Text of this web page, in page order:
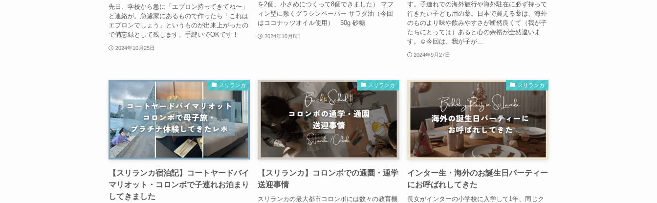
先日、学校から急に「エプロン持ってきてね〜」
と連絡が。急遽家にあるもので作ったら「これは
エプロンでしょう」というものが出来上がったの
で備忘録として残します。手縫いでOKです！
2024年10月25日
を2個、小さめにつくって8個できました） マフ
ィン型に敷くグラシンペーパー サラダ油（今回
はココナッツオイル使用） 50g 砂糖
2024年10月8日
す。子連れでの海外旅行や海外駐在に必ず持って
行きたい子ども用の薬。日本で買える薬は、海外
のものより味や飲みやすさが断然良くて（我が子
たちにとっては）あると心の余裕が全然違いま
す。☺️今回は、我が子が...
2024年9月27日
スリランカ
【スリランカ宿泊記】コートヤードバイ
マリオット・コロンボで子連れお泊まり
してきました
スリランカ
【スリランカ】コロンボでの通園・通学
送迎事情
スリランカの最大都市コロンボには数々の教育機
スリランカ
インター生・海外のお誕生日パーティー
にお呼ばれしてきた
長女がインターの小学校に入学して1年、同じク